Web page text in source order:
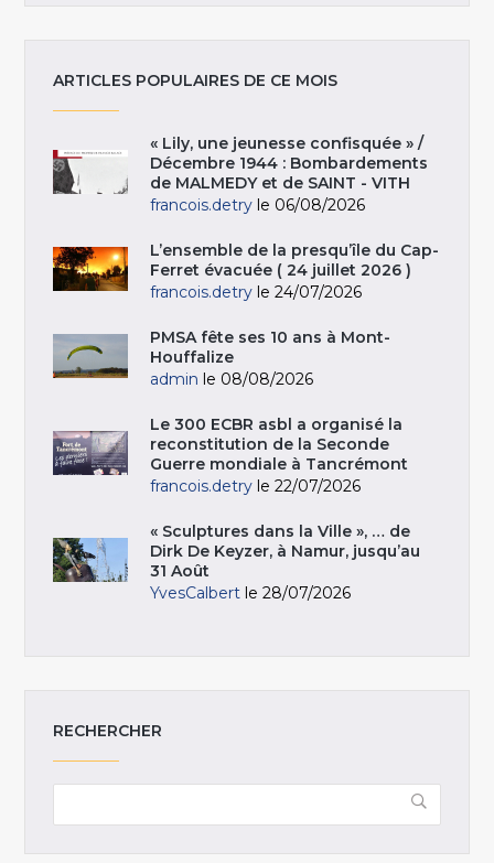
ARTICLES POPULAIRES DE CE MOIS
« Lily, une jeunesse confisquée » /
Décembre 1944 : Bombardements
de MALMEDY et de SAINT - VITH
francois.detry le 06/08/2026
L’ensemble de la presqu’île du Cap-
Ferret évacuée ( 24 juillet 2026 )
francois.detry le 24/07/2026
PMSA fête ses 10 ans à Mont-
Houffalize
admin le 08/08/2026
Le 300 ECBR asbl a organisé la
reconstitution de la Seconde
Guerre mondiale à Tancrémont
francois.detry le 22/07/2026
« Sculptures dans la Ville », … de
Dirk De Keyzer, à Namur, jusqu’au
31 Août
YvesCalbert le 28/07/2026
RECHERCHER